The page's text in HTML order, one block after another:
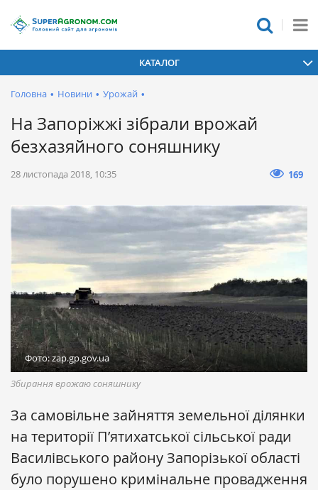
КАТАЛОГ
Головна • Новини • Урожай •
На Запоріжжі зібрали врожай
безхазяйного соняшнику
28 листопада 2018, 10:35 169
Фото: zap.gp.gov.ua
Збирання врожаю соняшнику
За самовільне зайняття земельної ділянки
на території П’ятихатської сільської ради
Василівського району Запорізької області
було порушено кримінальне провадження